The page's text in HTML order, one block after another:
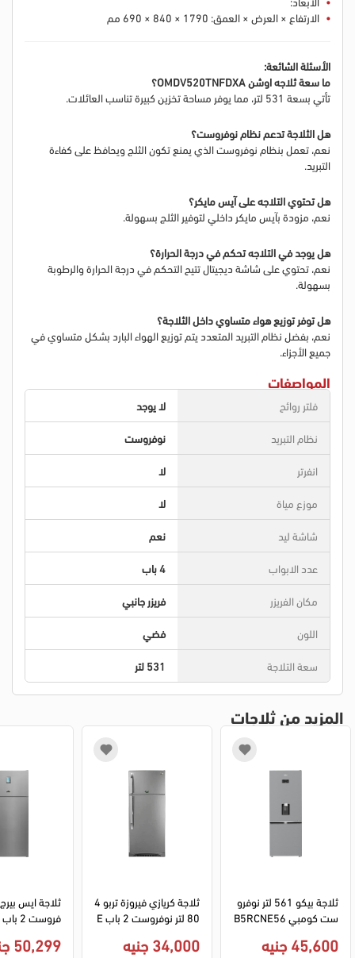
الارتفاع × العرض × العمق: 1790 × 840 × 690 مم
الأسئلة الشائعة:
ما سعة ثلاجه اوشن OMDV520TNFDXA؟
تأتي بسعة 531 لتر، مما يوفر مساحة تخزين كبيرة تناسب العائلات.
هل الثلاجة تدعم نظام نوفروست؟
نعم، تعمل بنظام نوفروست الذي يمنع تكون الثلج ويحافظ على كفاءة
التبريد.
هل تحتوي التلاجه على آيس مايكر؟
نعم، مزودة بآيس مايكر داخلي لتوفير الثلج بسهولة.
هل يوجد في التلاجه تحكم في درجة الحرارة؟
نعم، تحتوي على شاشة ديجيتال تتيح التحكم في درجة الحرارة والرطوبة
بسهولة.
هل توفر توزيع هواء متساوي داخل الثلاجة؟
نعم، بفضل نظام التبريد المتعدد يتم توزيع الهواء البارد بشكل متساوي في
جميع الأجزاء.
المواصفات
فلتر روائح
لا يوجد
نظام التبريد
نوفروست
انفرتر
لا
موزع مياة
لا
شاشة ليد
نعم
عدد الابواب
4 باب
مكان الفريزر
فريزر جانبي
اللون
فضي
سعة التلاجة
531 لتر
المزيد من ثلاجات
ثلاجة بيكو 561 لتر نوفرو
ست كومبي B5RCNE56
سبنسر - سيلفر
45,600 جنيه
ثلاجة كريازي فيروزة تربو 4
80 لتر نوفروست 2 باب E
34,000 جنيه
س
50,299 جنيه